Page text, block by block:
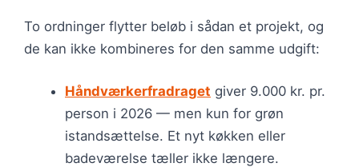
To ordninger flytter beløb i sådan et projekt, og
de kan ikke kombineres for den samme udgift:
Håndværkerfradraget giver 9.000 kr. pr.
person i 2026 — men kun for grøn
istandsættelse. Et nyt køkken eller
badeværelse tæller ikke længere.